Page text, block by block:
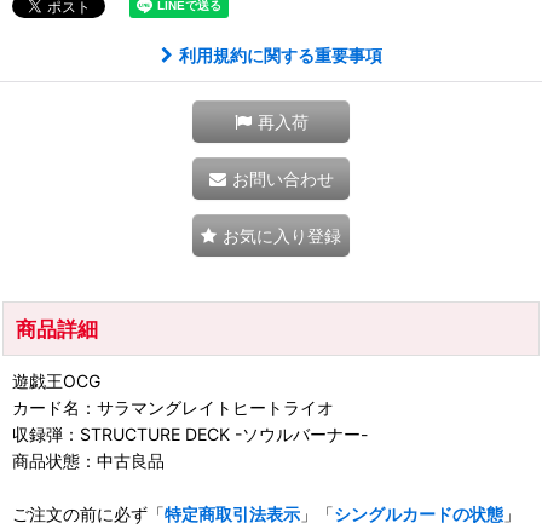
利用規約に関する重要事項
再入荷
お問い合わせ
お気に入り登録
商品詳細
遊戯王OCG
カード名：サラマングレイトヒートライオ
収録弾：STRUCTURE DECK -ソウルバーナー-
商品状態：中古良品
ご注文の前に必ず「特定商取引法表示 」「シングルカードの状態 」